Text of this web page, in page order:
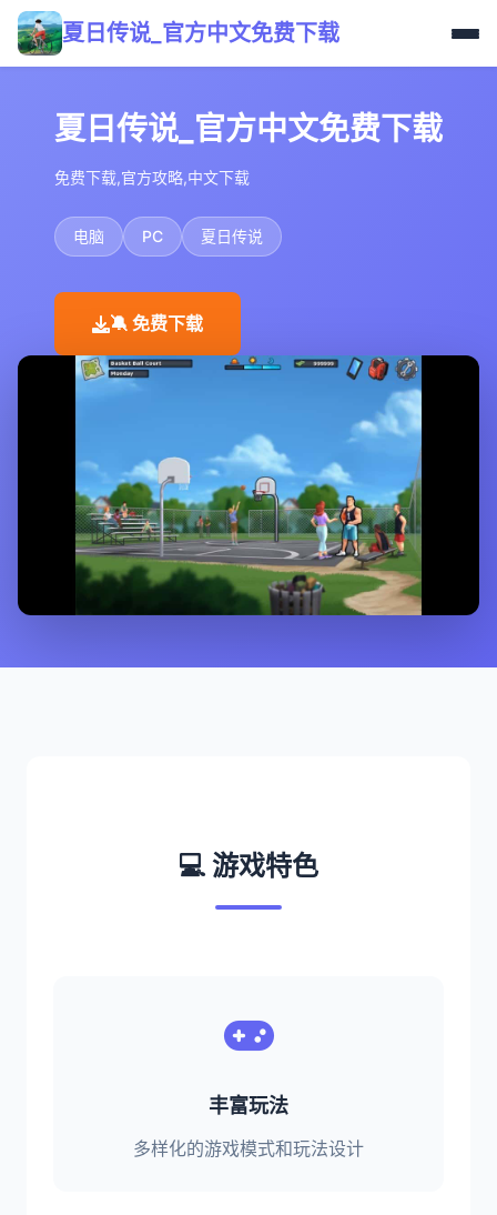
夏日传说_官方中文免费下载
夏日传说_官方中文免费下载
免费下载,官方攻略,中文下载
电脑 PC 夏日传说
🔕 免费下载
💻 游戏特色
丰富玩法
多样化的游戏模式和玩法设计